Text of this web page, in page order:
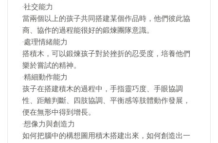
·社交能力
當兩個以上的孩子共同搭建某個作品時，他們彼此協
商、協作的過程能很好的鍛煉團隊意識。
·處理情緒能力
搭積木，可以鍛煉孩子對於挫折的忍受度，培養他們
樂於嘗試的精神。
·精細動作能力
孩子在搭建積木的過程中，手指靈巧度、手眼協調
性、距離判斷、四肢協調、平衡感等肢體動作發展，
便在無形中得到增長。
·想像力與創造力
如何把腦中的構想圖用積木搭建出來，如何創造出一